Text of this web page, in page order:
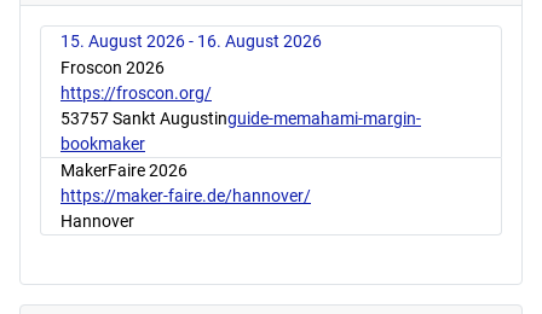
15. August 2026 - 16. August 2026
Froscon 2026
https://froscon.org/
53757 Sankt Augustinguide-memahami-margin-
bookmaker
MakerFaire 2026
https://maker-faire.de/hannover/
Hannover